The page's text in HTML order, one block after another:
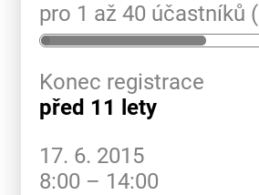
pro 1 až 40 účastníků (
Konec registrace
před 11 lety
17. 6. 2015
8:00 – 14:00